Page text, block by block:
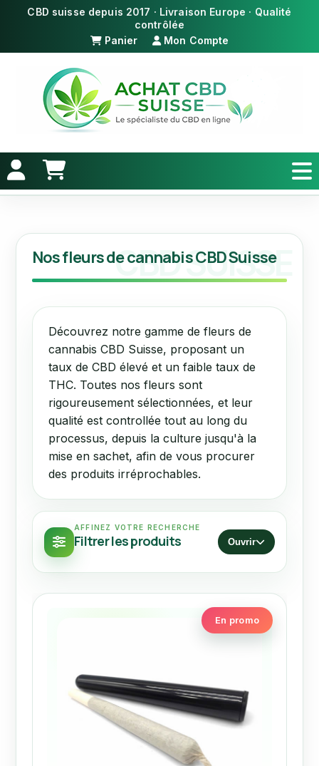
Panier Mon Compte
Nos fleurs de cannabis CBD Suisse
Découvrez notre gamme de fleurs de
cannabis CBD Suisse, proposant un
taux de CBD élevé et un faible taux de
THC. Toutes nos fleurs sont
rigoureusement sélectionnées, et leur
qualité est controllée tout au long du
processus, depuis la culture jusqu'à la
mise en sachet, afin de vous procurer
des produits irréprochables.
AFFINEZ VOTRE RECHERCHE
Filtrer les produits Ouvrir
En promo